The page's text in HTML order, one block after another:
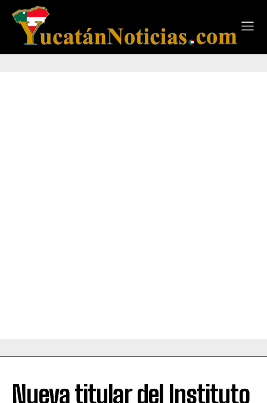
Nueva titular del Instituto